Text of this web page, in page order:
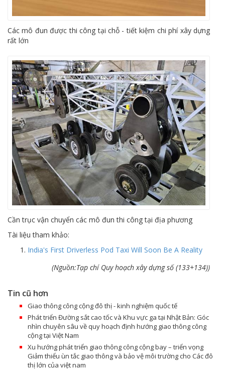
Các mô đun được thi công tại chỗ - tiết kiệm chi phí xây dựng
rất lớn
Cần trục vận chuyển các mô đun thi công tại địa phương
Tài liệu tham khảo:
India's First Driverless Pod Taxi Will Soon Be A Reality
(Nguồn:Tạp chí Quy hoạch xây dựng số (133+134))
Tin cũ hơn
Giao thông công cộng đô thị - kinh nghiệm quốc tế
Phát triển Đường sắt cao tốc và Khu vực ga tại Nhật Bản: Góc
nhìn chuyên sâu về quy hoạch định hướng giao thông công
cộng tại Việt Nam
Xu hướng phát triển giao thông công cộng bay – triển vọng
Giảm thiểu ùn tắc giao thông và bảo vệ môi trường cho Các đô
thị lớn của việt nam